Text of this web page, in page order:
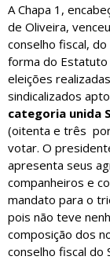
A Chapa 1,
de Oliveira,
conselho fiscal, do
forma do Estatuto
eleições
sindicalizados
categoria unida
(oitenta e três
votar. O
apresenta seus
companheiros e
mandato para o
pois não teve
composição dos
conselho fiscal do